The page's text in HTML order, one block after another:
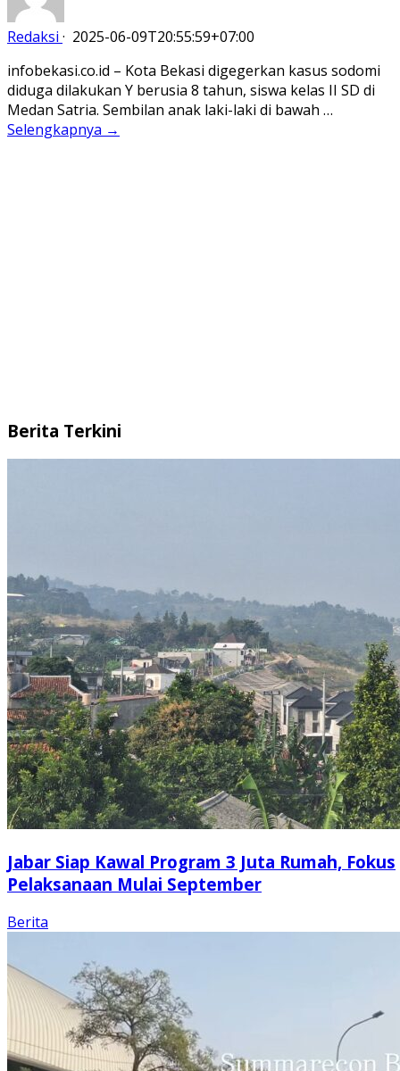
Redaksi · 2025-06-09T20:55:59+07:00
infobekasi.co.id – Kota Bekasi digegerkan kasus sodomi
diduga dilakukan Y berusia 8 tahun, siswa kelas II SD di
Medan Satria. Sembilan anak laki-laki di bawah …
Selengkapnya →
Berita Terkini
Jabar Siap Kawal Program 3 Juta Rumah, Fokus
Pelaksanaan Mulai September
Berita